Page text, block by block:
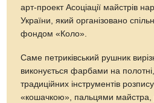
арт-проект Асоціації майстрів
України, який організовано
фондом «Коло».
Саме петриківський рушник
виконується фарбами на
традиційних інструментів
«кошачкою», пальцями